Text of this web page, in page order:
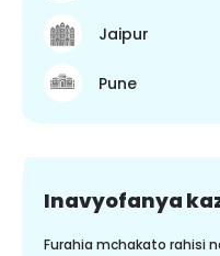
Jaipur
Pune
Inavyofanya
Furahia mchakato rahisi